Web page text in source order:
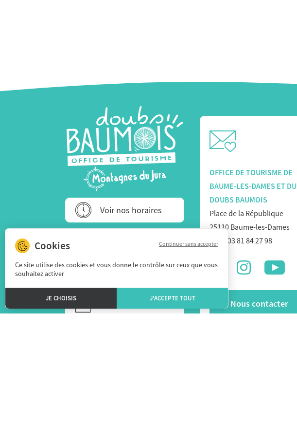
Voir nos horaires
Comment venir ?
Télécharger nos
OFFICE DE TOURISME DE
BAUME-LES-DAMES ET DU
DOUBS BAUMOIS
Place de la République
25110 Baume-les-Dames
(+33) 03 81 84 27 98
Nous contacter
Ce site utilise des cookies et vous donne le contrôle sur ceux que vous
souhaitez activer
J'ACCEPTE TOUT
Continuer sans accepter
JE CHOISIS